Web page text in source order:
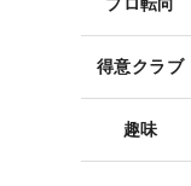
得意クラブ
趣味